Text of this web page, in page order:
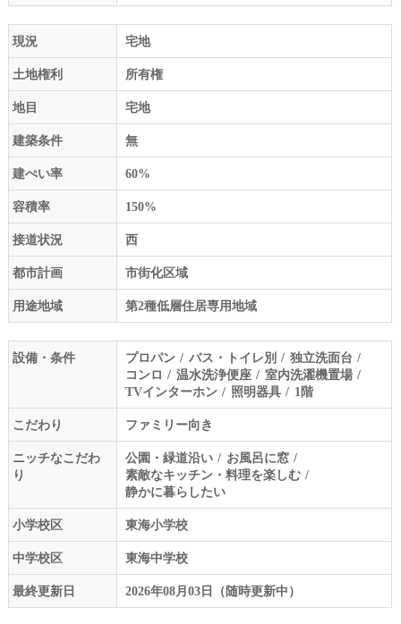
現況 宅地
土地権利 所有権
地目 宅地
建築条件 無
建ぺい率 60%
容積率 150%
接道状況 西
都市計画 市街化区域
用途地域 第2種低層住居専用地域
設備・条件 プロパン バス・トイレ別
独立洗面台
コンロ
温水洗浄便座
室内洗濯機置場
TVインターホン
照明器具 1階
こだわり ファミリー向き
ニッチなこだわ
り
公園・緑道沿い
お風呂に窓
素敵なキッチン・料理を楽しむ
静かに暮らしたい
小学校区 東海小学校
中学校区 東海中学校
最終更新日 2026年08月03日（随時更新中）